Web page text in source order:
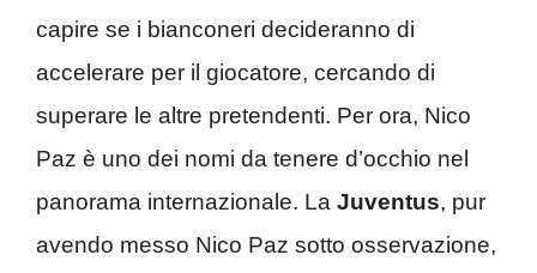
capire se i bianconeri decideranno di
accelerare per il giocatore, cercando di
superare le altre pretendenti. Per ora, Nico
Paz è uno dei nomi da tenere d’occhio nel
panorama internazionale. La Juventus, pur
avendo messo Nico Paz sotto osservazione,